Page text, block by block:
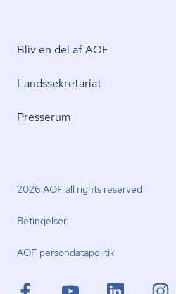
Bliv en del af AOF
Lands­se­kre­ta­ri­at
Presserum
2026 AOF all rights reserved
Betingelser
AOF per­son­da­ta­po­li­tik